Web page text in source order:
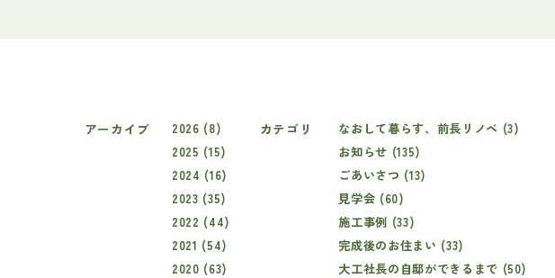
アーカイブ
2026 (8)
2025 (15)
2024 (16)
2023 (35)
2022 (44)
2021 (54)
2020 (63)
カテゴリ
なおして暮らす、前長リノベ (3)
お知らせ (135)
ごあいさつ (13)
見学会 (60)
施工事例 (33)
完成後のお住まい (33)
大工社長の自邸ができるまで (50)